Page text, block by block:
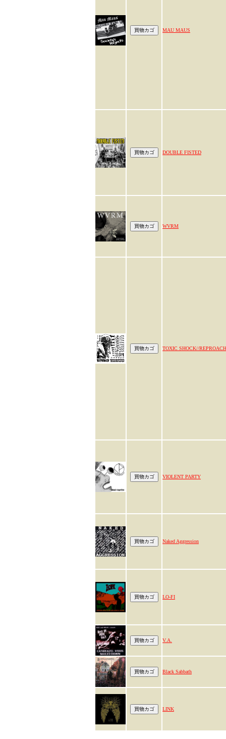
MAU MAUS
DOUBLE FISTED
WVRM
TOXIC SHOCK//REPROACH
VIOLENT PARTY
Naked Aggression
LO-FI
V.A.
Black Sabbath
LINK